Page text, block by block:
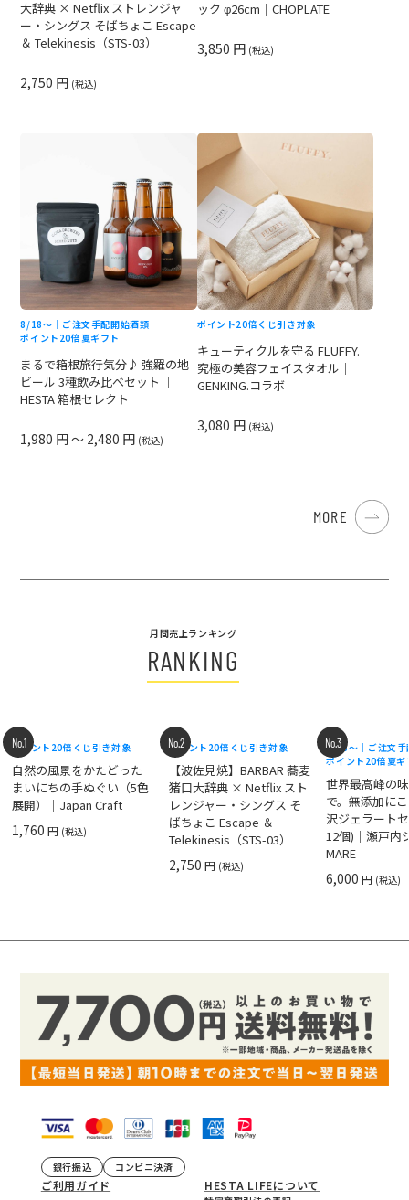
大辞典 × Netflix ストレンジャ
ー・シングス そばちょこ Escape
＆ Telekinesis（STS-03）
2,750 円 (税込)
ック φ26cm｜CHOPLATE
3,850 円 (税込)
8/18〜｜ご注文手配開始酒類
ポイント20倍 夏ギフト
まるで箱根旅行気分♪ 強羅の地
ビール 3種飲み比べセット ｜
HESTA 箱根セレクト
1,980 円 ～ 2,480 円 (税込)
ポイント20倍 くじ引き対象
キューティクルを守る FLUFFY.
究極の美容フェイスタオル｜
GENKING.コラボ
3,080 円 (税込)
MORE
月間売上ランキング
RANKING
No.1
ポイント20倍 くじ引き対象
自然の風景をかたどった
まいにちの手ぬぐい（5色
展開）｜Japan Craft
1,760円 (税込)
No.2
ポイント20倍 くじ引き対象
【波佐見焼】BARBAR 蕎麦
猪口大辞典 × Netflix スト
レンジャー・シングス そ
ばちょこ Escape ＆
Telekinesis（STS-03）
2,750円 (税込)
No.3
8/18〜｜ご注文手
ポイント20倍 夏
世界最高峰の
で。無添加に
沢ジェラート
12個)｜瀬戸内
MARE
6,000円 (税込)
銀行振込 コンビニ決済
ご利用ガイド HESTA LIFEについて